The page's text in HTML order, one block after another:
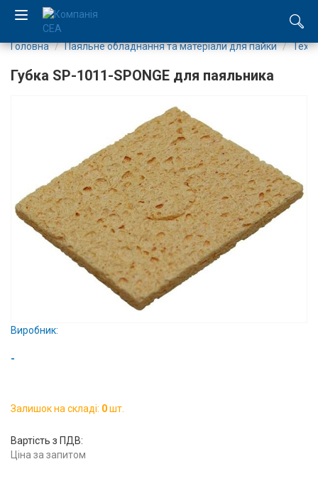
Каталог
Виробництво
Послуги
Новини
Вхід/
Доставка
Головна Паяльне обладнання та матеріали для пайки
Губка SP-1011-SPONGE для паяльника
Виробник:
-
Залишок на складі: 0шт.
Вартість з ПДВ:
Ціна за запитом